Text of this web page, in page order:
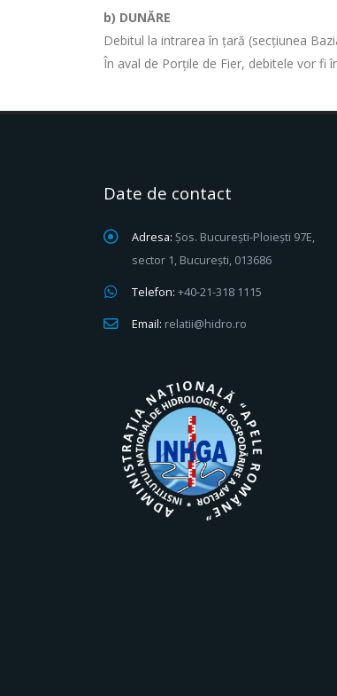
b) DUNĂRE
Debitul la intrarea în ţară (secţiunea
În aval de Porţile de Fier, debitele vor fi
Date de contact
Adresa: Șos. București-Ploiești 97E,
sector 1, București, 013686
Telefon: +40-21-318 1115
Email: relatii@hidro.ro